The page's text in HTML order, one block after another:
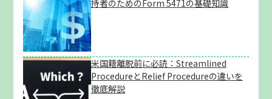
持者のためのForm 5471の基礎知識
米国籍離脱前に必読：Streamlined
ProcedureとRelief Procedureの違いを
徹底解説